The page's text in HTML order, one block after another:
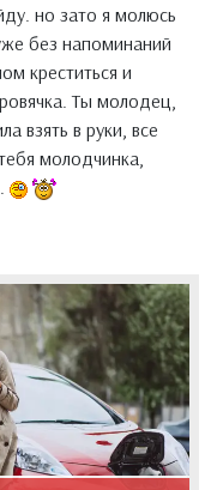
но зато я молюсь
без напоминаний
креститься и
Ты молодец,
взять в руки, все
молодчинка,